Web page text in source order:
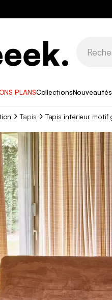
PLANSCollectionsNouveautés
Tapis Tapis intérieur motif